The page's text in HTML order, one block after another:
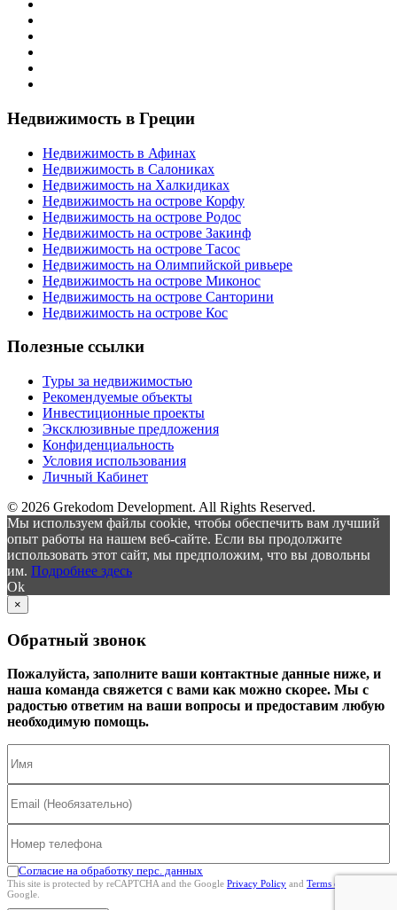
Недвижимость в Греции
Недвижимость в Афинах
Недвижимость в Салониках
Недвижимость на Халкидиках
Недвижимость на острове Корфу
Недвижимость на острове Родос
Недвижимость на острове Закинф
Недвижимость на острове Тасос
Недвижимость на Олимпийской ривьере
Недвижимость на острове Миконос
Недвижимость на острове Санторини
Недвижимость на острове Кос
Полезные ссылки
Туры за недвижимостью
Рекомендуемые объекты
Инвестиционные проекты
Эксклюзивные предложения
Конфиденциальность
Условия использования
Личный Кабинет
© 2026 Grekodom Development. All Rights Reserved.
Мы используем файлы cookie, чтобы обеспечить вам лучший
опыт работы на нашем веб-сайте. Если вы продолжите
использовать этот сайт, мы предположим, что вы довольны
им. Подробнее здесь
Ok
×
Обратный звонок
Пожалуйста, заполните ваши контактные данные ниже, и
наша команда свяжется с вами как можно скорее. Мы с
радостью ответим на ваши вопросы и предоставим любую
необходимую помощь.
Согласие на обработку перс. данных
This site is protected by reCAPTCHA and the Google Privacy Policy and Terms of Service
Google.